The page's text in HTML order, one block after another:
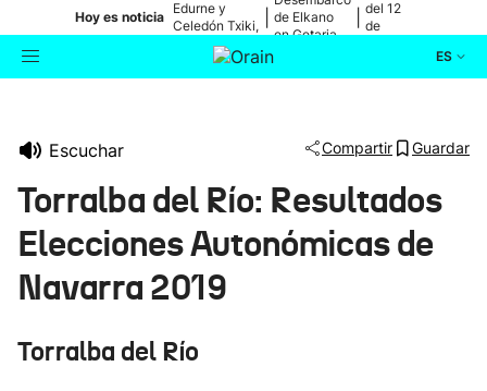
Hoy es noticia
Edurne y
Celedón Txiki,
en directo
de Elkano
en Getaria
del 12
de
ES
Ikusmiran
Escuchar Compartir Guardar
Torralba del Río: Resultados
Elecciones Autonómicas de
Navarra 2019
Torralba del Río